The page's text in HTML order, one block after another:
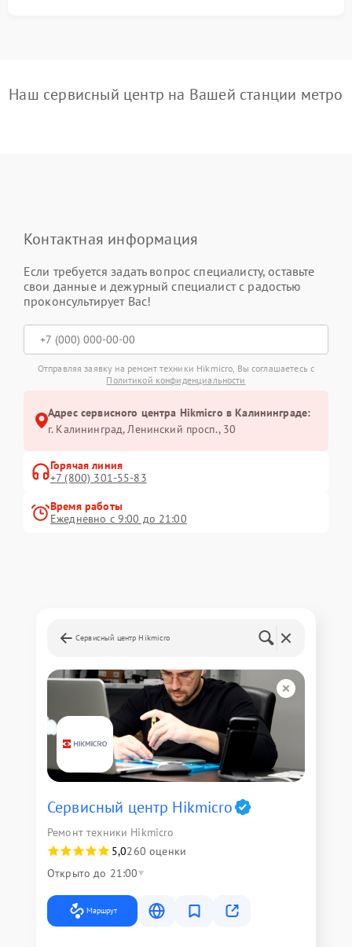
Наш сервисный центр на Вашей станции метро
Контактная информация
Если требуется задать вопрос специалисту, оставьте
свои данные и дежурный специалист с радостью
проконсультирует Вас!
Отправляя заявку на ремонт техники Hikmicro, Вы соглашаетесь с
Политикой конфиденциальности
Адрес сервисного центра Hikmicro в Калининграде:
г. Калининград, Ленинский просп., 30
Горячая линия
+7 (800) 301-55-83
Время работы
Ежедневно с 9:00 до 21:00
Сервисный центр Hikmicro
Сервисный центр Hikmicro
Ремонт техники Hikmicro
5,0260 оценки
Открыто до 21:00
Маршрут